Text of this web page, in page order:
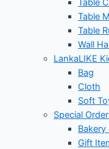
Table
Table
Table
Wall
LankaLIKE
Bag
Cloth
Soft
Special
Bakery
Gift